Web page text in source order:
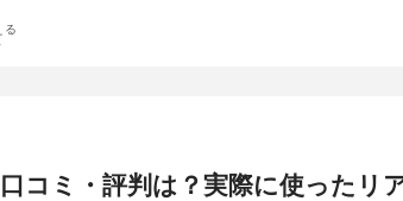
る
コミ・評判は？実際に使ったリ